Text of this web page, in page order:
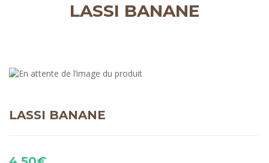
LASSI BANANE
LASSI BANANE